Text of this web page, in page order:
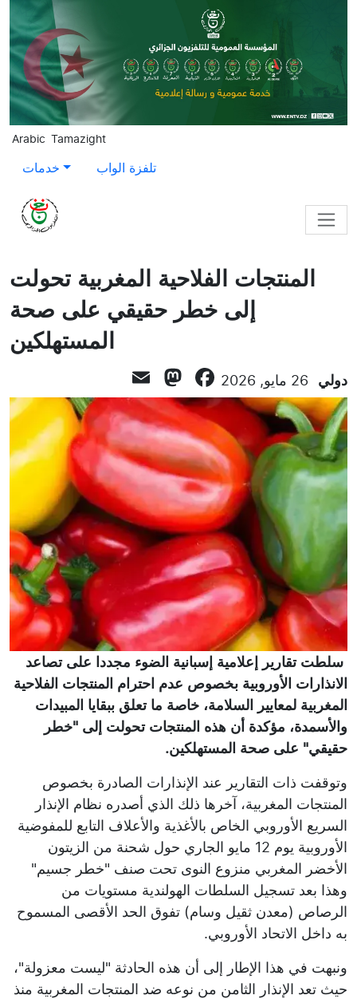
Skip to main content
Arabic Tamazight
خدمات تلفزة الواب
المنتجات الفلاحية المغربية تحولت
إلى خطر حقيقي على صحة
المستهلكين
دولي 26 مايو, 2026 Facebook
Mastodon
سلطت تقارير إعلامية إسبانية الضوء مجددا على تصاعد
الانذارات الأوروبية بخصوص عدم احترام المنتجات الفلاحية
المغربية لمعايير السلامة، خاصة ما تعلق ببقايا المبيدات
والأسمدة، مؤكدة أن هذه المنتجات تحولت إلى "خطر
حقيقي" على صحة المستهلكين.
وتوقفت ذات التقارير عند الإنذارات الصادرة بخصوص
المنتجات المغربية، آخرها ذلك الذي أصدره نظام الإنذار
السريع الأوروبي الخاص بالأغذية والأعلاف التابع للمفوضية
الأوروبية يوم 12 مايو الجاري حول شحنة من الزيتون
الأخضر المغربي منزوع النوى تحت صنف "خطر جسيم"
وهذا بعد تسجيل السلطات الهولندية مستويات من
الرصاص (معدن ثقيل وسام) تفوق الحد الأقصى المسموح
به داخل الاتحاد الأوروبي.
ونبهت في هذا الإطار إلى أن هذه الحادثة "ليست معزولة"،
حيث تعد الإنذار الثامن من نوعه ضد المنتجات المغربية منذ